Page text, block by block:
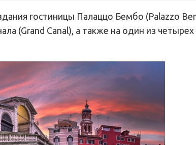
гостиницы Палаццо Бембо (Palazzo
(Grand Canal), а также на один из